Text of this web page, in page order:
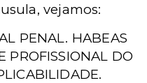
vejamos:
PENAL. HABEAS
PROFISSIONAL DO